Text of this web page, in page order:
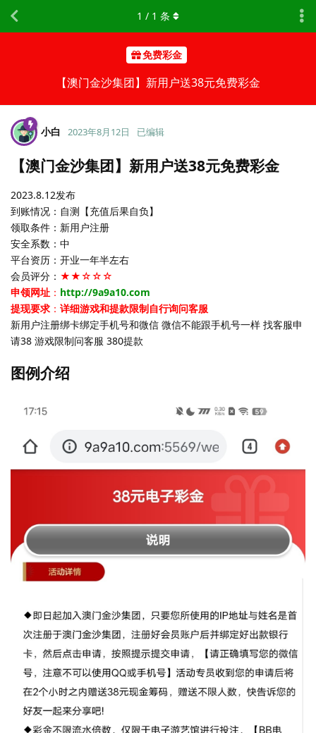
免费彩金
【澳门金沙集团】新用户送38元免费彩金
1 / 1 条
小白 2023年8月12日 已编辑
【澳门金沙集团】新用户送38元免费彩金
2023.8.12发布
到账情况：自测【充值后果自负】
领取条件：新用户注册
安全系数：中
平台资历：开业一年半左右
会员评分： ★★☆☆☆
申领网址 ： http://9a9a10.com
提现要求 ： 详细游戏和提款限制自行询问客服
新用户注册绑卡绑定手机号和微信 微信不能跟手机号一样 找客服申
请38 游戏限制问客服 380提款
图例介绍